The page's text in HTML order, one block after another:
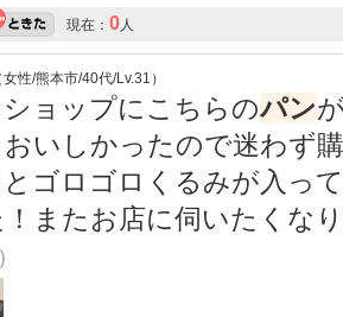
現在： 0人
性/熊本市/40代/Lv.31）
ョップにこちらのパン
いしかったので迷わず
ゴロゴロくるみが入っ
！またお店に伺いたくな